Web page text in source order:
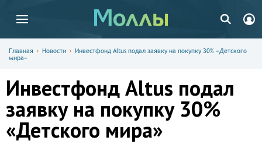
Главная Новости
Инвестфонд Altus подал заявку на покупку 30% «Детского
мира»
Инвестфонд Altus подал
заявку на покупку 30%
«Детского мира»